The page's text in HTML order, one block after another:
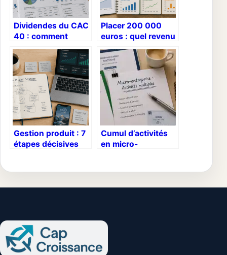
Dividendes du CAC
40 : comment
rendements
durables sans
tomber dans les
pièges ?
Placer 200 000
euros : quel revenu
selon votre profil ?
Gestion produit : 7
étapes décisives
Cumul d’activités
en micro-
pour diversifier vos